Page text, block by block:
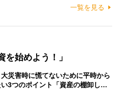
一覧を見る
を始めよう！」
大災害時に慌てないために平時から
3つのポイント「資産の棚卸し…